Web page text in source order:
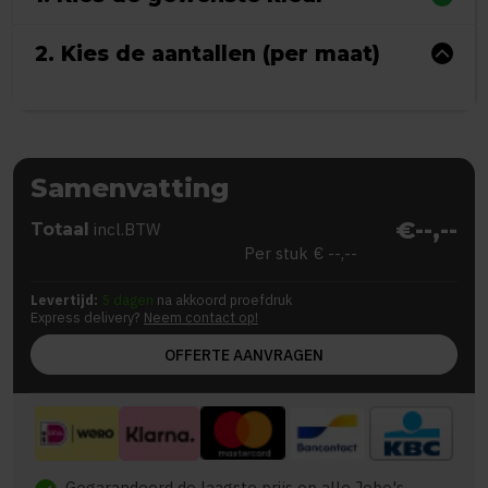
2. Kies de aantallen (per maat)
Samenvatting
Totaal incl.BTW €--,--
Per stuk € --,--
Levertijd: 5 dagen na akkoord proefdruk
Express delivery? Neem contact op!
OFFERTE AANVRAGEN